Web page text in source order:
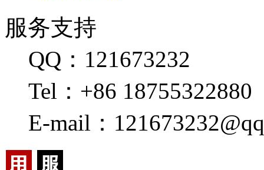
服务支持
QQ：121673232
Tel：+86 18755322880
E-mail：